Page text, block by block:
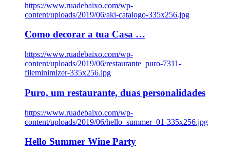
https://www.ruadebaixo.com/wp-
content/uploads/2019/06/aki-catalogo-335x256.jpg
Como decorar a tua Casa …
https://www.ruadebaixo.com/wp-
content/uploads/2019/06/restaurante_puro-7311-
fileminimizer-335x256.jpg
Puro, um restaurante, duas personalidades
https://www.ruadebaixo.com/wp-
content/uploads/2019/06/hello_summer_01-335x256.jpg
Hello Summer Wine Party